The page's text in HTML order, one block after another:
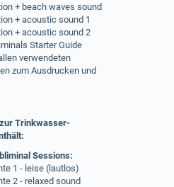
+ beach waves sound
+ acoustic sound 1
+ acoustic sound 2
Starter Guide
verwendeten
zum Ausdrucken und
Trinkwasser-
Sessions:
1 - leise (lautlos)
2 - relaxed sound